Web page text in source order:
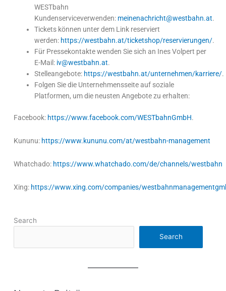
WESTbahn
Kundenserviceverwenden: meinenachricht@westbahn.at.
Tickets können unter dem Link reserviert
werden: https://westbahn.at/ticketshop/reservierungen/.
Für Pressekontakte wenden Sie sich an Ines Volpert per
E-Mail: iv@westbahn.at.
Stelleangebote: https://westbahn.at/unternehmen/karriere/.
Folgen Sie die Unternehmensseite auf soziale
Platformen, um die neusten Angebote zu erhalten:
Facebook: https://www.facebook.com/WESTbahnGmbH.
Kununu: https://www.kununu.com/at/westbahn-management
Whatchado: https://www.whatchado.com/de/channels/westbahn
Xing: https://www.xing.com/companies/
Search
Search